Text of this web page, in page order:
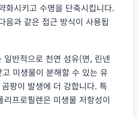
화시키고 수명을 단축시킵니다.
음과 같은 접근 방식이 사용됩
일반적으로 천연 섬유(면, 린넨
미생물이 분해할 수 있는 유
팡이 발생에 더 강합니다. 특
프로필렌은 미생물 저항성이